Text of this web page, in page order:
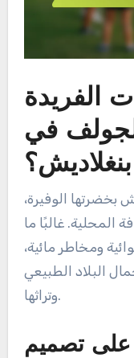
الفريدة
في
بنغلاديش؟
بخضرتها الوفيرة،
المحلية. غالبًا ما
ومخاطر مائية،
البلاد الطبيعي
وتراثها.
على تصميم